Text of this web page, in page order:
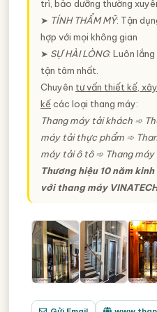
trì, bảo dưỡng thường
➤ TÍNH THẨM MỸ: Tận
hợp với mọi không gian
➤ SỰ HÀI LÒNG: Luôn
tận tâm nhất.
Chuyên tư vấn thiết kế,
kế các loại thang máy:
Thang máy tải khách ➾
máy tải thực phẩm ➾
máy tải ô tô ➾ Thang máy
Thương hiệu 10 năm
với thang máy